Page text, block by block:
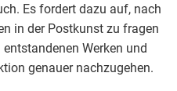
Es fordert dazu auf, nach
in der Postkunst zu fragen
Werken und
genauer nachzugehen.